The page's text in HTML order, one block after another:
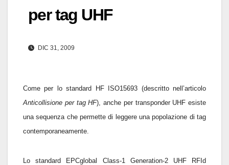
per tag UHF
DIC 31, 2009
Come per lo standard HF ISO15693 (descritto nell’articolo
Anticollisione per tag HF), anche per transponder UHF esiste
una sequenza che permette di leggere una popolazione di tag
contemporaneamente.
Lo standard EPCglobal Class-1 Generation-2 UHF RFId